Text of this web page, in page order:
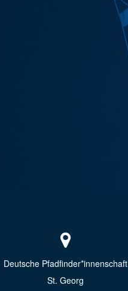
Deutsche Pfadfinder*innenschaft
St. Georg